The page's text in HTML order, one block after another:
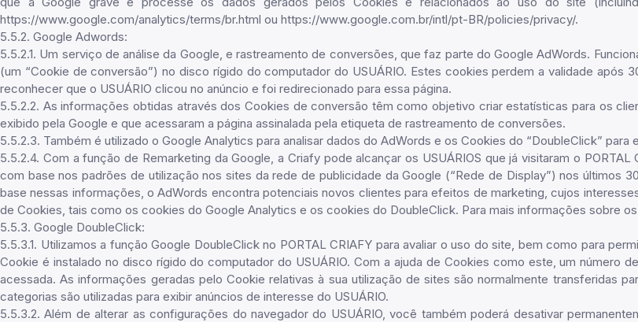
https://www.google.com/analytics/terms/br.html ou https://www.google.com.br/intl/pt-BR/policies/privacy/.
5.5.2. Google Adwords:
5.5.2.1. Um serviço de análise da Google, e rastreamento de conversões, que faz parte do Google AdWords.
(um “Cookie de conversão”) no disco rígido do computador do USUÁRIO. Estes cookies perdem a validade
reconhecer que o USUÁRIO clicou no anúncio e foi redirecionado para essa página.
5.5.2.2. As informações obtidas através dos Cookies de conversão têm como objetivo criar estatísticas para os
exibido pela Google e que acessaram a página assinalada pela etiqueta de rastreamento de conversões.
5.5.2.3. Também é utilizado o Google Analytics para analisar dados do AdWords e os Cookies do “DoubleClick”
5.5.2.4. Com a função de Remarketing da Google, a Criafy pode alcançar os USUÁRIOS que já visitaram o
com base nos padrões de utilização nos sites da rede de publicidade da Google (“Rede de Display”) nos
base nessas informações, o AdWords encontra potenciais novos clientes para efeitos de marketing, cujos
de Cookies, tais como os cookies do Google Analytics e os cookies do DoubleClick. Para mais informações
5.5.3. Google DoubleClick:
5.5.3.1. Utilizamos a função Google DoubleClick no PORTAL CRIAFY para avaliar o uso do site, bem como para
Cookie é instalado no disco rígido do computador do USUÁRIO. Com a ajuda de Cookies como este, um
acessada. As informações geradas pelo Cookie relativas à sua utilização de sites são normalmente transferidas
categorias são utilizadas para exibir anúncios de interesse do USUÁRIO.
5.5.3.2. Além de alterar as configurações do navegador do USUÁRIO, você também poderá desativar